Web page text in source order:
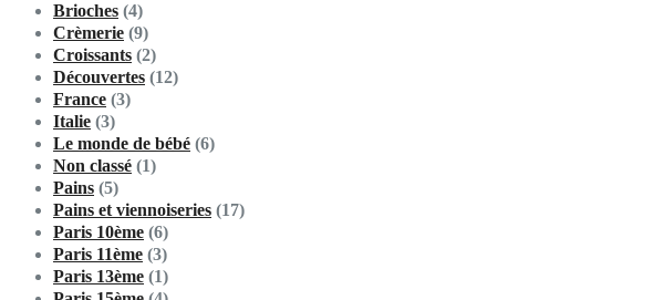
Brioches (4)
Crèmerie (9)
Croissants (2)
Découvertes (12)
France (3)
Italie (3)
Le monde de bébé (6)
Non classé (1)
Pains (5)
Pains et viennoiseries (17)
Paris 10ème (6)
Paris 11ème (3)
Paris 13ème (1)